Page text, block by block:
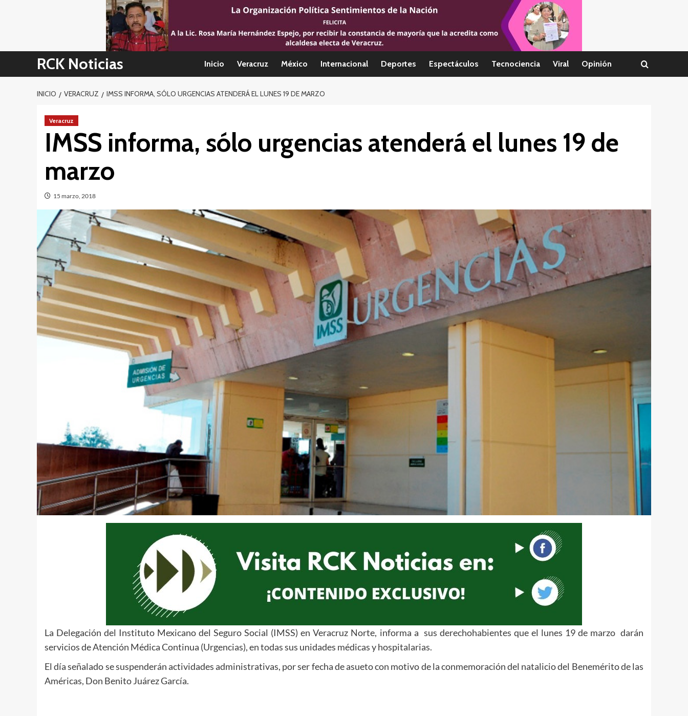
RCK Noticias Inicio Veracruz México Internacional Deportes Espectáculos Tecnociencia Viral Opinión
INICIO VERACRUZ IMSS INFORMA, SÓLO URGENCIAS ATENDERÁ EL LUNES 19 DE MARZO
Veracruz
IMSS informa, sólo urgencias atenderá el lunes 19 de
marzo
15 marzo, 2018
La Delegación del Instituto Mexicano del Seguro Social (IMSS) en Veracruz Norte, informa a sus derechohabientes que el lunes 19 de marzo darán
servicios de Atención Médica Continua (Urgencias), en todas sus unidades médicas y hospitalarias.
El día señalado se suspenderán actividades administrativas, por ser fecha de asueto con motivo de la conmemoración del natalicio del Benemérito de las
Américas, Don Benito Juárez García.